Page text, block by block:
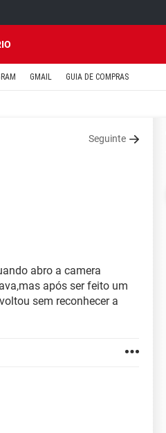
GMAIL GUIA DE COMPRAS
Seguinte
abro a camera
após ser feito um
sem reconhecer a